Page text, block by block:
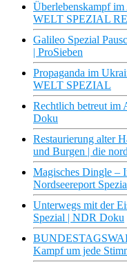
Überlebenskampf
WELT SPEZIAL
Galileo Spezial
| ProSieben
Propaganda im
WELT SPEZIAL
Rechtlich betreut im
Doku
Restaurierung alter
und Burgen | die
Magisches Dingle –
Nordseereport
Unterwegs mit der
Spezial | NDR Doku
Kampf um jede